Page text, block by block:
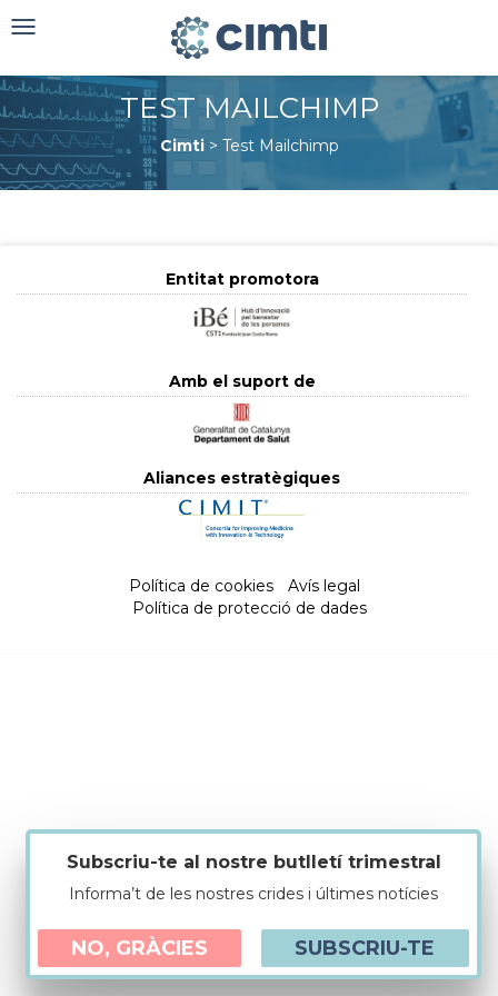
Toggle
TEST MAILCHIMP
Cimti> Test Mailchimp
Entitat promotora
Amb el suport de
Aliances estratègiques
Política de cookies| Avís legal
Política de protecció de dades
Subscriu-te al nostre butlletí trimestral
Informa’t de les nostres crides i últimes notícies
NO, GRÀCIES SUBSCRIU-TE